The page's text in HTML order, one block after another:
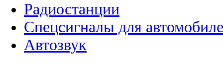
Радиостанции
Спецсигналы для
Автозвук